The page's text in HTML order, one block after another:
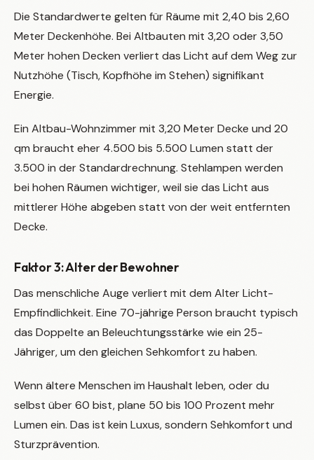
Die Standardwerte gelten für Räume mit 2,40 bis 2,60
Meter Deckenhöhe. Bei Altbauten mit 3,20 oder 3,50
Meter hohen Decken verliert das Licht auf dem Weg zur
Nutzhöhe (Tisch, Kopfhöhe im Stehen) signifikant
Energie.
Ein Altbau-Wohnzimmer mit 3,20 Meter Decke und 20
qm braucht eher 4.500 bis 5.500 Lumen statt der
3.500 in der Standardrechnung. Stehlampen werden
bei hohen Räumen wichtiger, weil sie das Licht aus
mittlerer Höhe abgeben statt von der weit entfernten
Decke.
Faktor 3: Alter der Bewohner
Das menschliche Auge verliert mit dem Alter Licht-
Empfindlichkeit. Eine 70-jährige Person braucht typisch
das Doppelte an Beleuchtungsstärke wie ein 25-
Jähriger, um den gleichen Sehkomfort zu haben.
Wenn ältere Menschen im Haushalt leben, oder du
selbst über 60 bist, plane 50 bis 100 Prozent mehr
Lumen ein. Das ist kein Luxus, sondern Sehkomfort und
Sturzprävention.